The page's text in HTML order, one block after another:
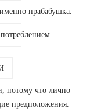
прабабушка.
потому что лично
предположения.